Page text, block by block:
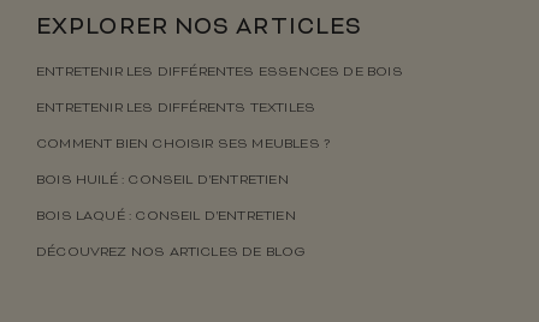
EXPLORER NOS ARTICLES
ENTRETENIR LES DIFFÉRENTES ESSENCES DE BOIS
ENTRETENIR LES DIFFÉRENTS TEXTILES
COMMENT BIEN CHOISIR SES MEUBLES ?
BOIS HUILÉ : CONSEIL D’ENTRETIEN
BOIS LAQUÉ : CONSEIL D’ENTRETIEN
DÉCOUVREZ NOS ARTICLES DE BLOG